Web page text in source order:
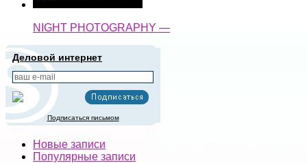
NIGHT PHOTOGRAPHY —
Деловой интернет
Подписаться письмом
Новые записи
Популярные записи